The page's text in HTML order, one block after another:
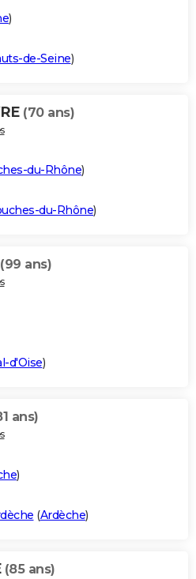
)
de-Seine)
(70 ans)
du-Rhône)
du-Rhône)
(99 ans)
d'Oise)
ans)
)
(Ardèche)
(85 ans)